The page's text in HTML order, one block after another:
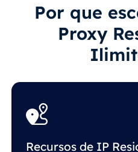
Por que
Proxy
Recursos de IP